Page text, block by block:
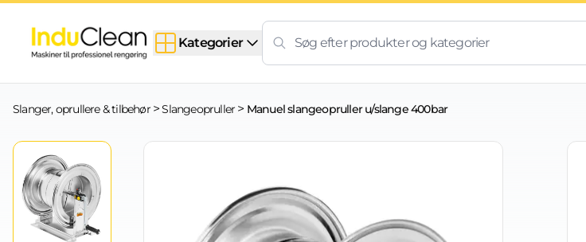
Skip to content
Kategorier
Slanger, oprullere & tilbehør>Slangeopruller > Manuel slangeopruller u/slange 400bar